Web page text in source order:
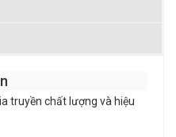
truyền chất lượng và hiệu